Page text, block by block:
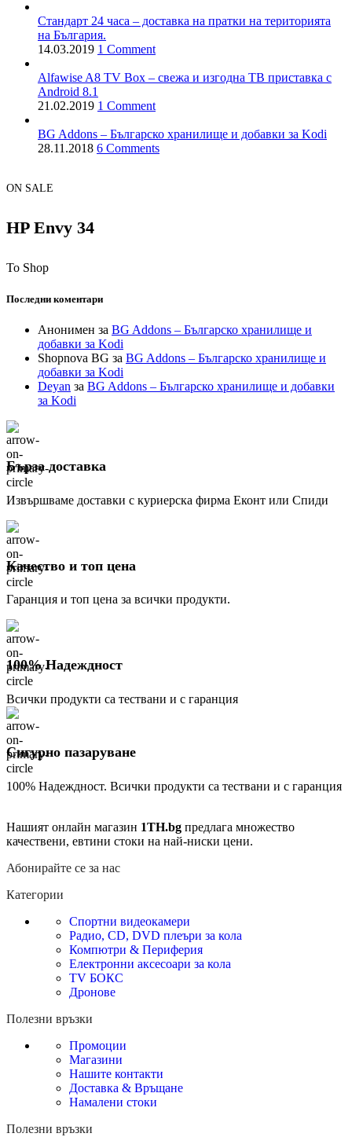
Стандарт 24 часа – доставка на пратки на територията
на България.
14.03.2019 1 Comment
Alfawise A8 TV Box – свежа и изгодна ТВ приставка с
Android 8.1
21.02.2019 1 Comment
BG Addons – Българско хранилище и добавки за Kodi
28.11.2018 6 Comments
ON SALE
HP Envy 34
To Shop
Последни коментари
Анонимен за BG Addons – Българско хранилище и
добавки за Kodi
Shopnova BG за BG Addons – Българско хранилище и
добавки за Kodi
Deyan за BG Addons – Българско хранилище и добавки
за Kodi
Бърза доставка
Извършваме доставки с куриерска фирма Еконт или Спиди
Качество и топ цена
Гаранция и топ цена за всички продукти.
100% Надеждност
Всички продукти са тествани и с гаранция
Сигурно пазаруване
100% Надеждност. Всички продукти са тествани и с гаранция
Нашият онлайн магазин 1TH.bg предлага множество
качествени, евтини стоки на най-ниски цени.
Абонирайте се за нас
Категории
Спортни видеокамери
Радио, CD, DVD плеъри за кола
Компютри & Периферия
Електронни аксесоари за кола
TV БОКС
Дронове
Полезни връзки
Промоции
Магазини
Нашите контакти
Доставка & Връщане
Намалени стоки
Полезни връзки